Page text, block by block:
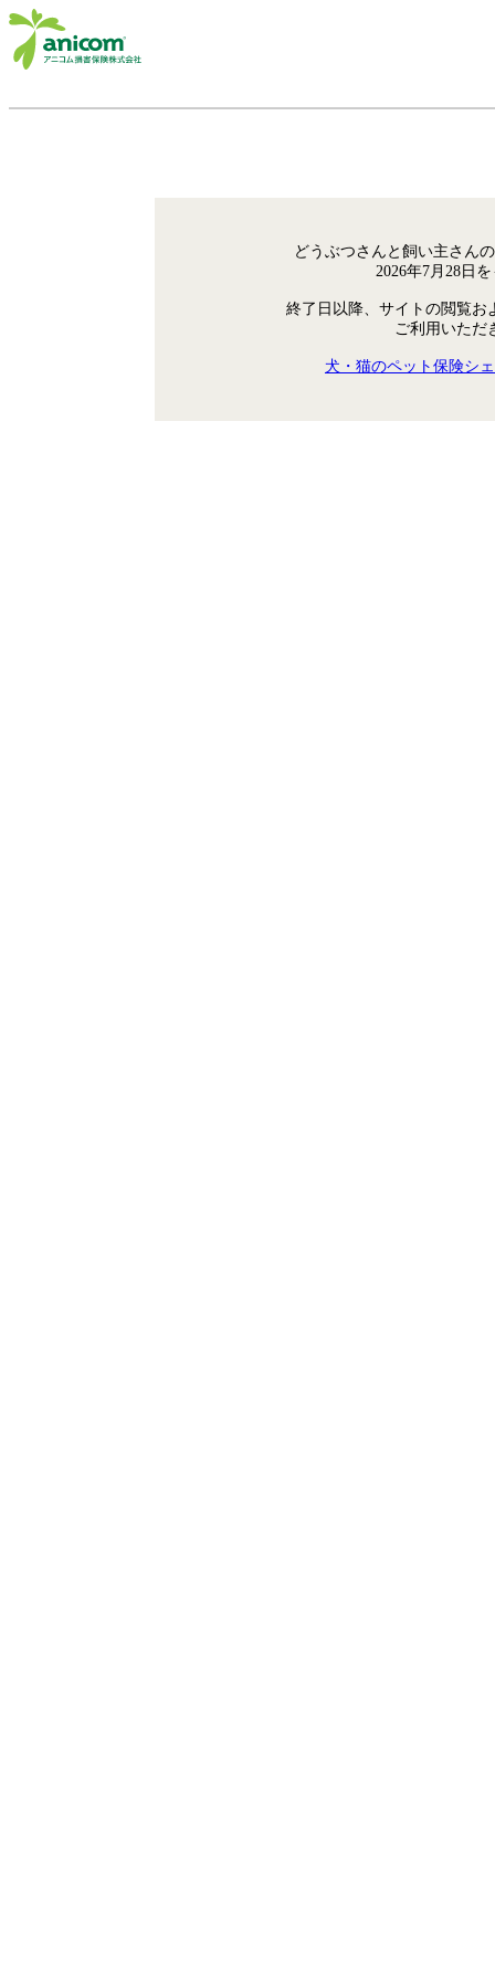
どうぶつさんと飼い主さん
2026年7月28日
終了日以降、サイトの閲覧お
ご利用いただ
犬・猫のペット保険シ